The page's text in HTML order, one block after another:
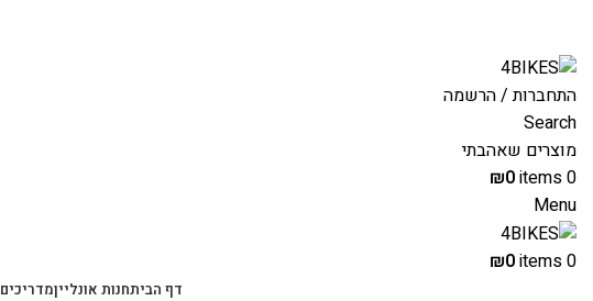
התחברות / הרשמה
Search
מוצרים שאהבתי
0
items
₪0
Menu
0
items
₪0
דף הביתחנות אונלייןמדריכים